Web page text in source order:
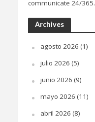
communicate 24/365.
Archives
agosto 2026 (1)
julio 2026 (5)
junio 2026 (9)
mayo 2026 (11)
abril 2026 (8)